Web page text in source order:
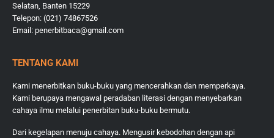
Selatan, Banten 15229
Telepon: (021) 74867526
Email: penerbitbaca@gmail.com
TENTANG KAMI
Kami menerbitkan buku-buku yang mencerahkan dan memperkaya.
Kami berupaya mengawal peradaban literasi dengan menyebarkan
cahaya ilmu melalui penerbitan buku-buku bermutu.
Dari kegelapan menuju cahaya. Mengusir kebodohan dengan api